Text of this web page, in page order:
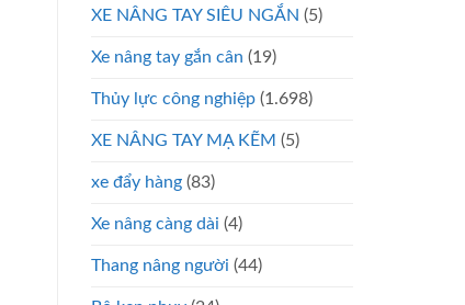
XE NÂNG TAY SIÊU NGẮN (5)
Xe nâng tay gắn cân (19)
Thủy lực công nghiệp (1.698)
XE NÂNG TAY MẠ KẼM (5)
xe đẩy hàng (83)
Xe nâng càng dài (4)
Thang nâng người (44)